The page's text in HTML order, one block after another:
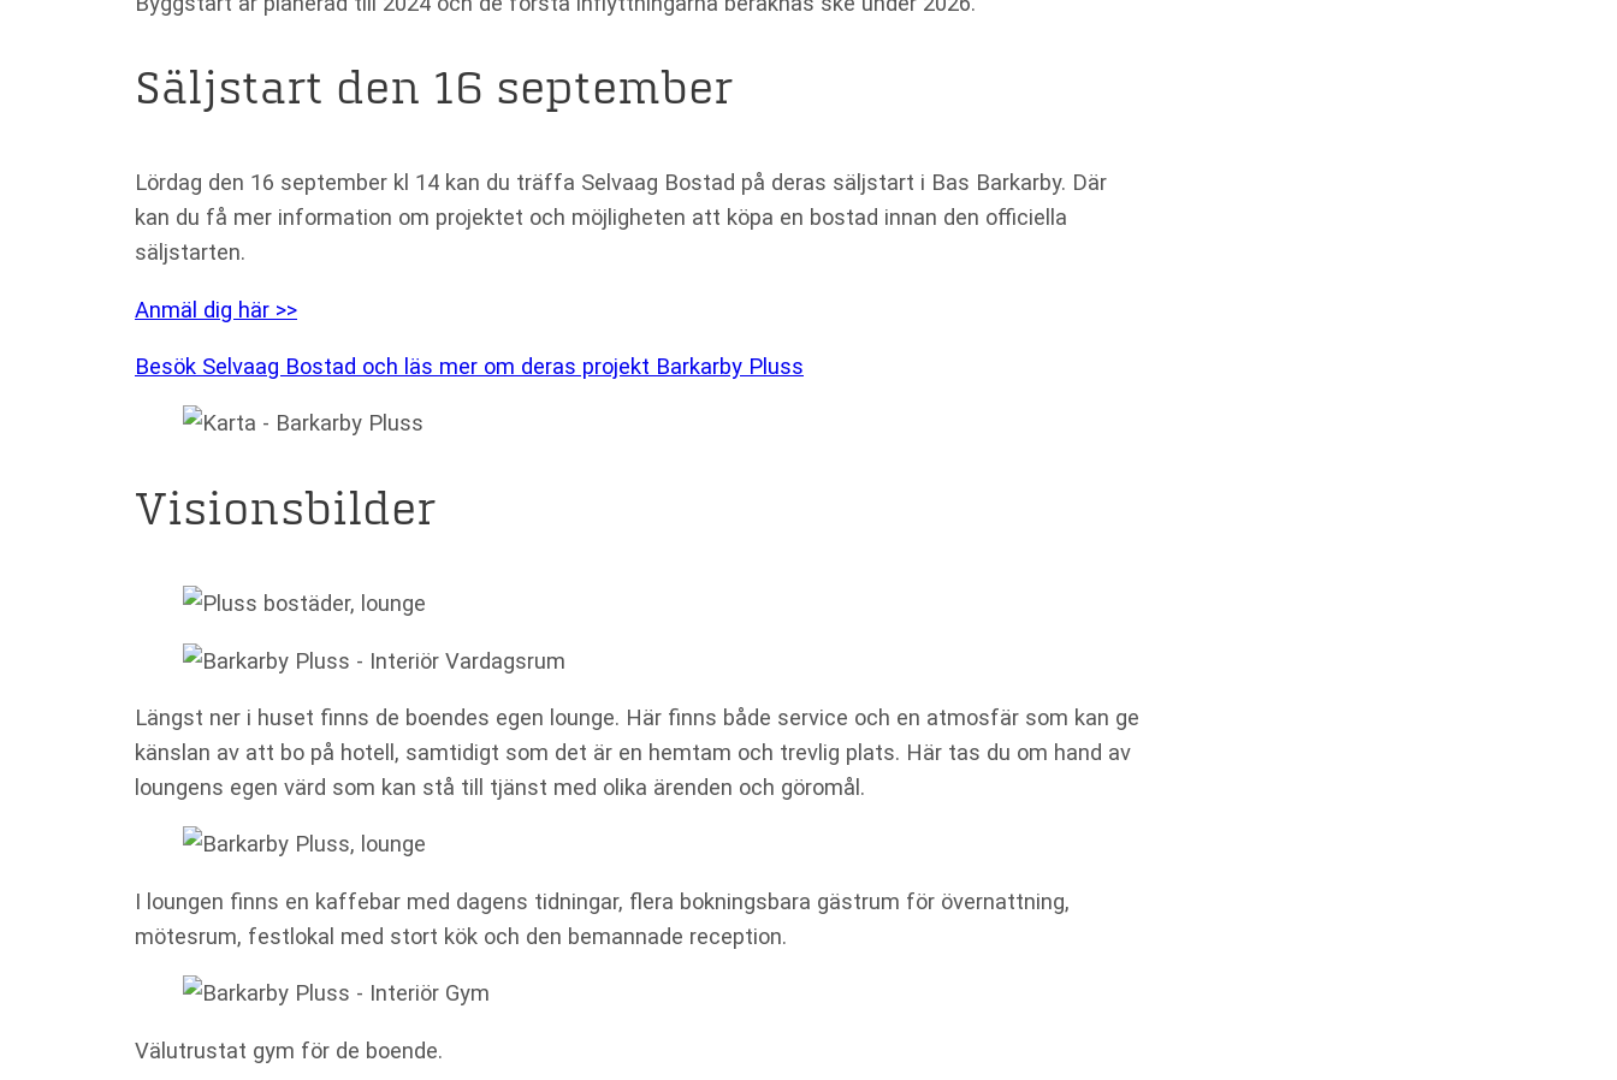
Säljstart den 16 september
Lördag den 16 september kl 14 kan du träffa Selvaag Bostad på deras säljstart i Bas Barkarby. Där
kan du få mer information om projektet och möjligheten att köpa en bostad innan den officiella
säljstarten.
Anmäl dig här >>
Besök Selvaag Bostad och läs mer om deras projekt Barkarby Pluss
Visionsbilder
Längst ner i huset finns de boendes egen lounge. Här finns både service och en atmosfär som kan ge
känslan av att bo på hotell, samtidigt som det är en hemtam och trevlig plats. Här tas du om hand av
loungens egen värd som kan stå till tjänst med olika ärenden och göromål.
I loungen finns en kaffebar med dagens tidningar, flera bokningsbara gästrum för övernattning,
mötesrum, festlokal med stort kök och den bemannade reception.
Välutrustat gym för de boende.
prestera så
möjligt under
kommer viss
funktionalitet
med dig av dina
intressen och ditt
beteende när du
surfar ökar du
chansen att få se
och erbjudanden.